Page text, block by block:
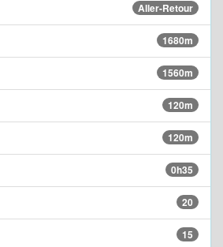
Aller-Retour
1680m
1560m
120m
120m
0h35
20
15